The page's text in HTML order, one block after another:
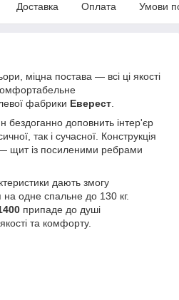
Доставка Оплата Умови
міцна постава — всі ці якості
фабрики Еверест
бездоганно доповнить інтер'єр
так і сучасної. Конструкція
щит із посиленими ребрами
дають змогу
одне спальне до 130 кг.
припаде до душі
та комфорту.